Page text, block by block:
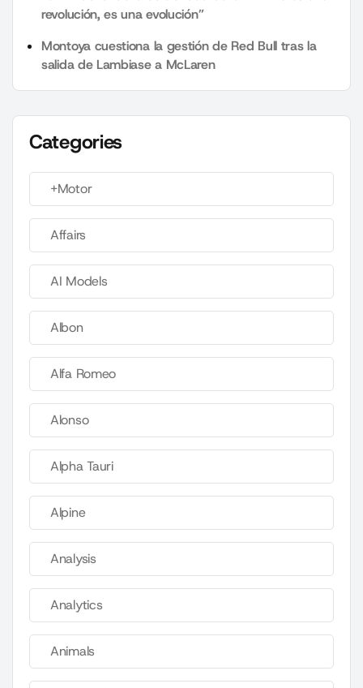
revolución, es una evolución”
Montoya cuestiona la gestión de Red Bull tras la
salida de Lambiase a McLaren
Categories
+Motor
Affairs
AI Models
Albon
Alfa Romeo
Alonso
Alpha Tauri
Alpine
Analysis
Analytics
Animals